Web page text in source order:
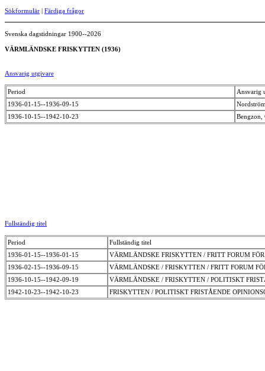
Sökformulär | Färdiga frågor
Svenska dagstidningar 1900--2026
VÄRMLÄNDSKE FRISKYTTEN (1936)
Ansvarig utgivare
Period
Ansvarig
1936-01-15--1936-09-15
1936-10-15--1942-10-23
Bengzon,
Fullständig titel
Period
Fullständig titel
1936-01-15--1936-01-15
VÄRMLÄNDSKE FRISKYTTEN / FRITT FORUM
1936-02-15--1936-09-15
VÄRMLÄNDSKE / FRISKYTTEN / FRITT FORUM
1936-10-15--1942-09-19
VÄRMLÄNDSKE / FRISKYTTEN / POLITISKT
1942-10-23--1942-10-23
FRISKYTTEN / POLITISKT FRISTÅENDE